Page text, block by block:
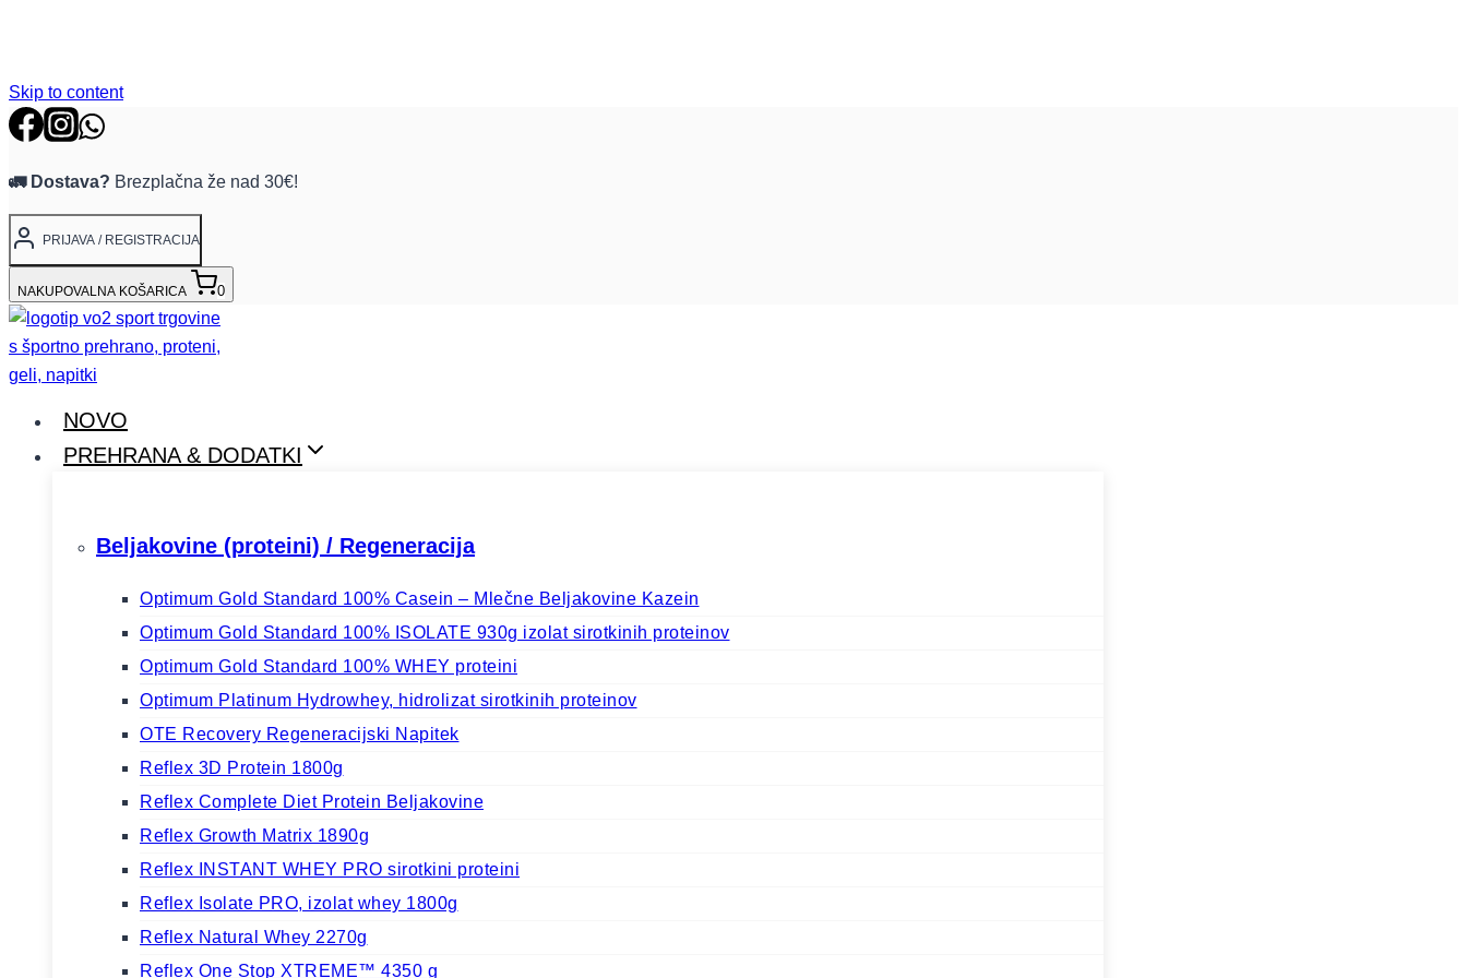
Skip to content
🚛 Dostava? Brezplačna že nad 30€!
PRIJAVA / REGISTRACIJA
NAKUPOVALNA KOŠARICA 0
NOVO
PREHRANA & DODATKI
Beljakovine (proteini) / Regeneracija
Optimum Gold Standard 100% Casein – Mlečne Beljakovine Kazein
Optimum Gold Standard 100% ISOLATE 930g izolat sirotkinih proteinov
Optimum Gold Standard 100% WHEY proteini
Optimum Platinum Hydrowhey, hidrolizat sirotkinih proteinov
OTE Recovery Regeneracijski Napitek
Reflex 3D Protein 1800g
Reflex Complete Diet Protein Beljakovine
Reflex Growth Matrix 1890g
Reflex INSTANT WHEY PRO sirotkini proteini
Reflex Isolate PRO, izolat whey 1800g
Reflex Natural Whey 2270g
Reflex One Stop XTREME™ 4350 g